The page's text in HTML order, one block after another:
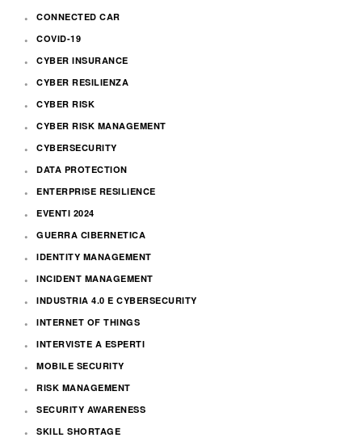
CONNECTED CAR
COVID-19
CYBER INSURANCE
CYBER RESILIENZA
CYBER RISK
CYBER RISK MANAGEMENT
CYBERSECURITY
DATA PROTECTION
ENTERPRISE RESILIENCE
EVENTI 2024
GUERRA CIBERNETICA
IDENTITY MANAGEMENT
INCIDENT MANAGEMENT
INDUSTRIA 4.0 E CYBERSECURITY
INTERNET OF THINGS
INTERVISTE A ESPERTI
MOBILE SECURITY
RISK MANAGEMENT
SECURITY AWARENESS
SKILL SHORTAGE